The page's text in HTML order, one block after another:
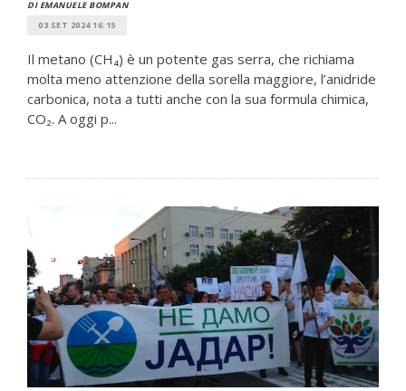
DI EMANUELE BOMPAN
03 SET 2024 16:15
Il metano (CH₄) è un potente gas serra, che richiama
molta meno attenzione della sorella maggiore, l’anidride
carbonica, nota a tutti anche con la sua formula chimica,
CO₂. A oggi p...